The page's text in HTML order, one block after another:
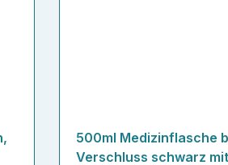
5 von 5 Sternen
500ml Medizinflasche
Verschluss schwarz mit